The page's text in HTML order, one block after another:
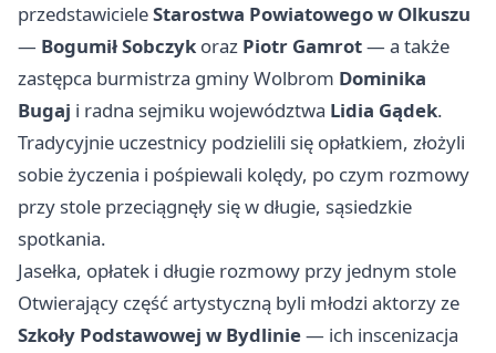
przedstawicieleStarostwa Powiatowego w Olkuszu
— Bogumił Sobczyk oraz Piotr Gamrot— a także
zastępca burmistrza gminy Wolbrom Dominika
Bugaj i radna sejmiku województwa Lidia Gądek.
Tradycyjnie uczestnicy podzielili się opłatkiem, złożyli
sobie życzenia i pośpiewali kolędy, po czym rozmowy
przy stole przeciągnęły się w długie, sąsiedzkie
spotkania.
Jasełka, opłatek i długie rozmowy przy jednym stole
Otwierający część artystyczną byli młodzi aktorzy ze
Szkoły Podstawowej w Bydlinie— ich inscenizacja